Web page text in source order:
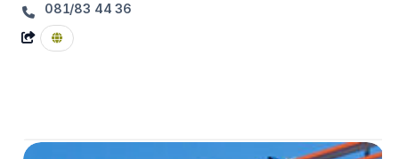
081/83 44 36